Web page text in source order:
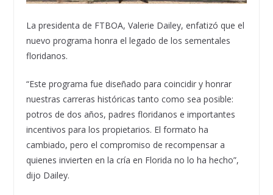
La presidenta de FTBOA, Valerie Dailey, enfatizó que el
nuevo programa honra el legado de los sementales
floridanos.
“Este programa fue diseñado para coincidir y honrar
nuestras carreras históricas tanto como sea posible:
potros de dos años, padres floridanos e importantes
incentivos para los propietarios. El formato ha
cambiado, pero el compromiso de recompensar a
quienes invierten en la cría en Florida no lo ha hecho”,
dijo Dailey.